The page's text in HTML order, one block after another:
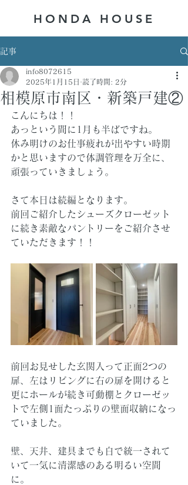
HONDA ​HOUSE
記事
相模原市南区・新築戸建②
info8072615
2025年1月15日
読了時間: 2分
こんにちは！！
あっという間に1月も半ばですね。
休み明けのお仕事疲れが出やすい時期
かと思いますので体調管理を万全に、
頑張っていきましょう。
さて本日は続編となります。
前回ご紹介したシューズクローゼット
に続き素敵なパントリーをご紹介させ
ていただきます！！
前回お見せした玄関入って正面2つの
扉、左はリビングに右の扉を開けると
更にホールが続き可動棚とクローゼッ
トで左側1面たっぷりの壁面収納になっ
ていました。
壁、天井、建具までも白で統一されて
いて一気に清潔感のある明るい空間
に。